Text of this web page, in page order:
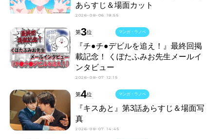
あらすじ＆場面カット
2026-08-06 18:55
第3位
『チ●チ●デビルを追え！』最終回掲
載記念！ くぼたふみお先生メールイ
ンタビュー
2026-08-07 12:15
マンガ・ラノベ
第4位
『キスあと』第3話あらすじ＆場面写
真
2026-08-07 14:45
マンガ・ラノベ